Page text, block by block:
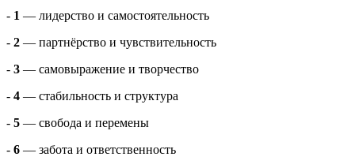
- 1 — лидерство и самостоятельность
- 2 — партнёрство и чувствительность
- 3 — самовыражение и творчество
- 4 — стабильность и структура
- 5 — свобода и перемены
- 6 — забота и ответственность